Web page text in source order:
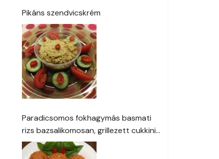
Pikáns szendvicskrém
Paradicsomos fokhagymás basmati
rizs bazsalikomosan, grillezett cukkini
és padlizsán a kertből